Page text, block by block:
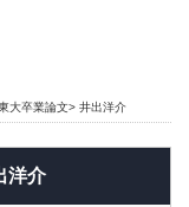
大卒業論文> 井出洋介
洋介